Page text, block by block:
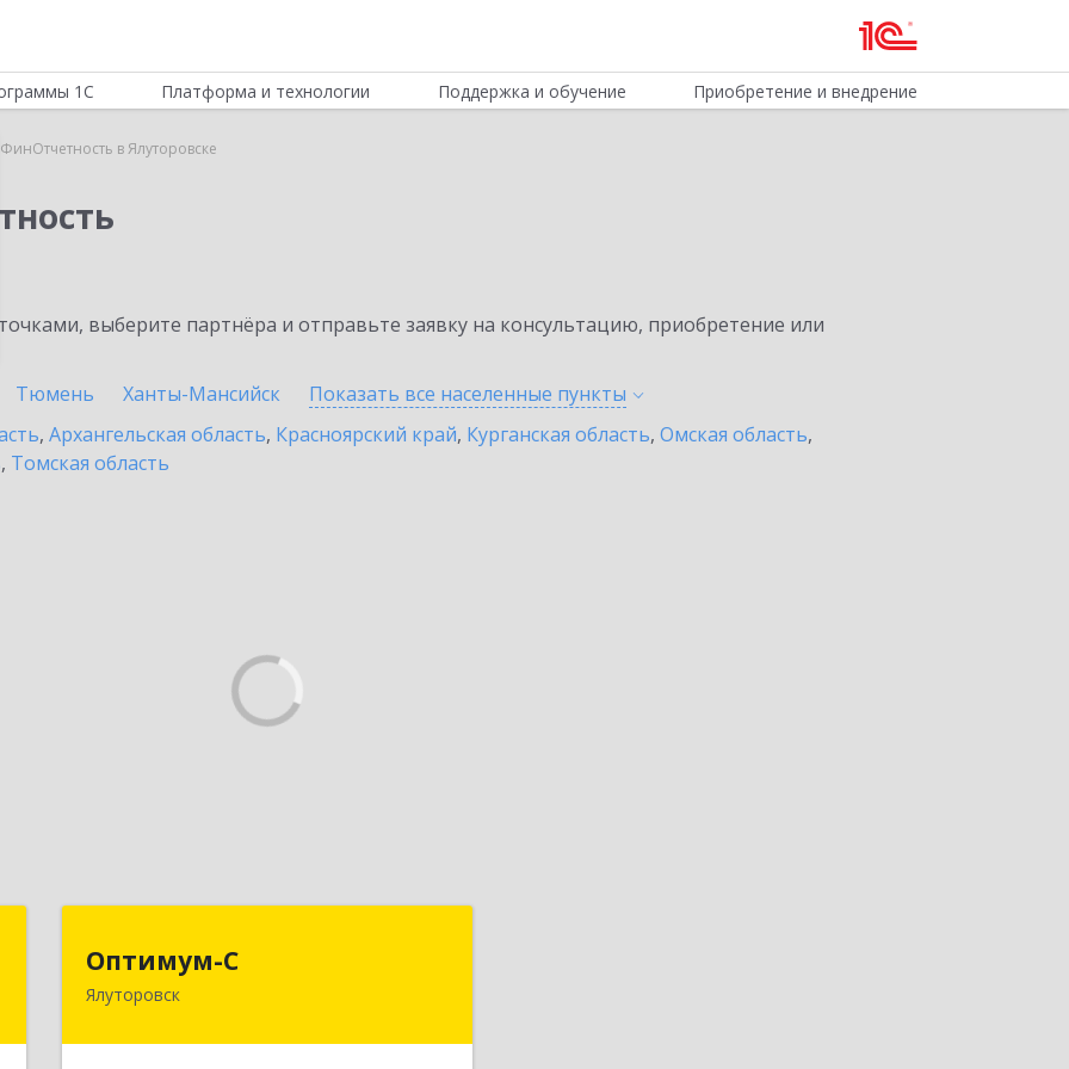
1С Платформа и технологии Поддержка и обучение Приобретение и внедрение
в Ялуторовске
выберите партнёра и отправьте заявку на консультацию, приобретение или
Тюмень Ханты-Мансийск Показать все населенные пункты
, Архангельская область, Красноярский край, Курганская область, Омская область,
, Томская область
Оптимум-С
Ялуторовск